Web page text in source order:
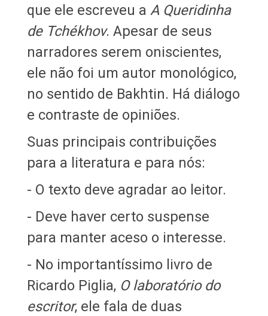
que ele escreveu a A Queridinha
de Tchékhov. Apesar de seus
narradores serem oniscientes,
ele não foi um autor monológico,
no sentido de Bakhtin. Há diálogo
e contraste de opiniões.
Suas principais contribuições
para a literatura e para nós:
- O texto deve agradar ao leitor.
- Deve haver certo suspense
para manter aceso o interesse.
- No importantíssimo livro de
Ricardo Piglia, O laboratório do
escritor, ele fala de duas